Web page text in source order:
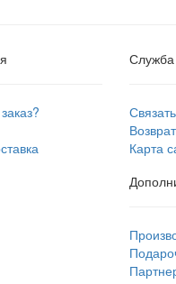
Карта